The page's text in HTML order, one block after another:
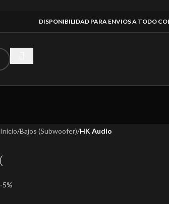
DISPONIBILIDAD PARA ENVIOS A TODO
Inicio/Bajos (Subwoofer)/HK Audio
-5%